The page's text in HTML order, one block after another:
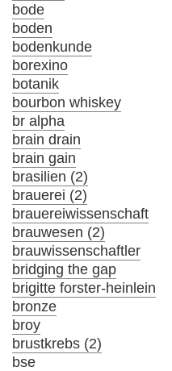
bode
boden
bodenkunde
borexino
botanik
bourbon whiskey
br alpha
brain drain
brain gain
brasilien (2)
brauerei (2)
brauereiwissenschaft
brauwesen (2)
brauwissenschaftler
bridging the gap
brigitte forster-heinlein
bronze
broy
brustkrebs (2)
bse